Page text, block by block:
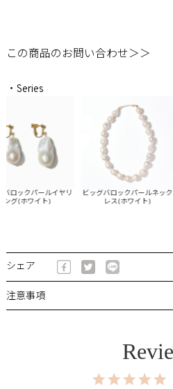
この商品のお問い合わせ＞＞
・Series
ックパールイヤリ
グ(ホワイト)
ビッグバロックパールネック
レス(ホワイト)
シェア
注意事項